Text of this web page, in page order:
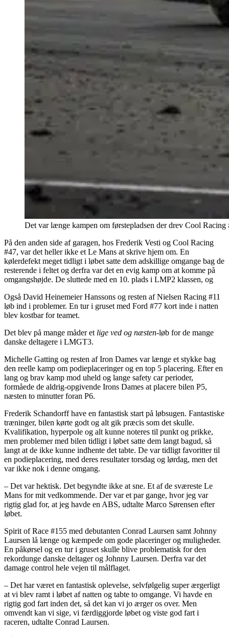
Det var længe kampen om førstepladsen der drev Cool
På den anden side af garagen, hos Frederik Vesti og Cool Racing
#47, var det heller ikke et Le Mans at skrive hjem om. En
kølerdefekt meget tidligt i løbet satte dem adskillige omgange bag de
resterende i feltet og derfra var det en evig kamp om at komme på
omgangshøjde. De sluttede med en 10. plads i LMP2 klassen, og
Også David Heinemeier Hanssons og resten af Nielsen Racing #11
løb ind i problemer. En tur i gruset med Ford #77 kort inde i natten
blev kostbar for teamet.
Det blev på mange måder et lige ved og næsten-løb for de mange
danske deltagere i LMGT3.
Michelle Gatting og resten af Iron Dames var længe et stykke bag
den reelle kamp om podieplaceringer og en top 5 placering. Efter en
lang og brav kamp mod uheld og lange safety car perioder,
formåede de aldrig-opgivende Irons Dames at placere bilen P5,
næsten to minutter foran P6.
Frederik Schandorff have en fantastisk start på løbsugen. Fantastiske
træninger, bilen kørte godt og alt gik præcis som det skulle.
Kvalifikation, hyperpole og alt kunne noteres til punkt og prikke,
men problemer med bilen tidligt i løbet satte dem langt bagud, så
langt at de ikke kunne indhente det tabte. De var tidligt favoritter til
en podieplacering, med deres resultater torsdag og lørdag, men det
var ikke nok i denne omgang.
– Det var hektisk. Det begyndte ikke at sne. Et af de sværeste Le
Mans for mit vedkommende. Der var et par gange, hvor jeg var
rigtig glad for, at jeg havde en ABS, udtalte Marco Sørensen efter
løbet.
Spirit of Race #155 med debutanten Conrad Laursen samt Johnny
Laursen lå længe og kæmpede om gode placeringer og muligheder.
En påkørsel og en tur i gruset skulle blive problematisk for den
rekordunge danske deltager og Johnny Laursen. Derfra var det
damage control hele vejen til målflaget.
– Det har været en fantastisk oplevelse, selvfølgelig super ærgerligt
at vi blev ramt i løbet af natten og tabte to omgange. Vi havde en
rigtig god fart inden det, så det kan vi jo ærger os over. Men
omvendt kan vi sige, vi færdiggjorde løbet og viste god fart i
raceren, udtalte Conrad Laursen.